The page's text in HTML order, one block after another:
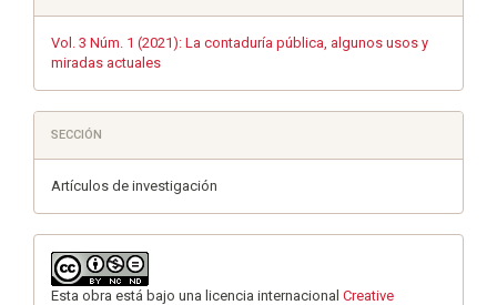
Vol. 3 Núm. 1 (2021): La contaduría pública, algunos usos y
miradas actuales
SECCIÓN
Artículos de investigación
Esta obra está bajo una licencia internacional Creative